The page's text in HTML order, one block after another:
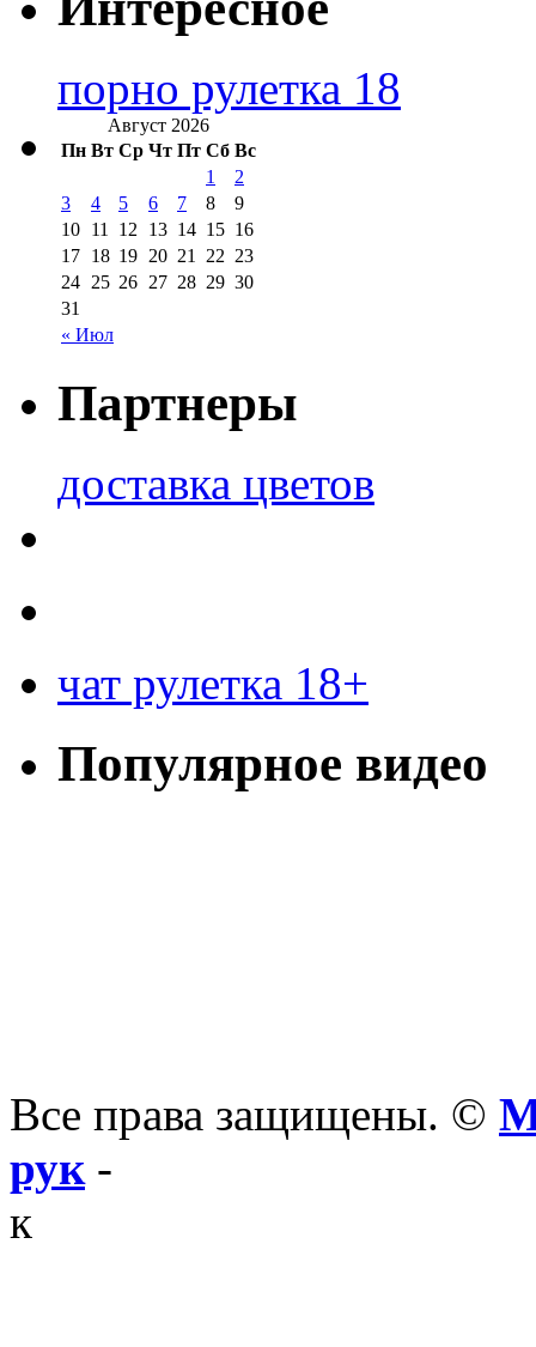
порно рулетка 18
Август 2026
Пн Вт Ср Чт Пт Сб Вс
« Июл
1
2
3
4 5 6 7 8
9
10 11 12 13 14 15 16
17 18 19 20 21 22 23
24 25 26 27 28 29 30
31
Партнеры
доставка цветов
чат рулетка 18+
Популярное видео
Все права защищены. ©
рук-
к